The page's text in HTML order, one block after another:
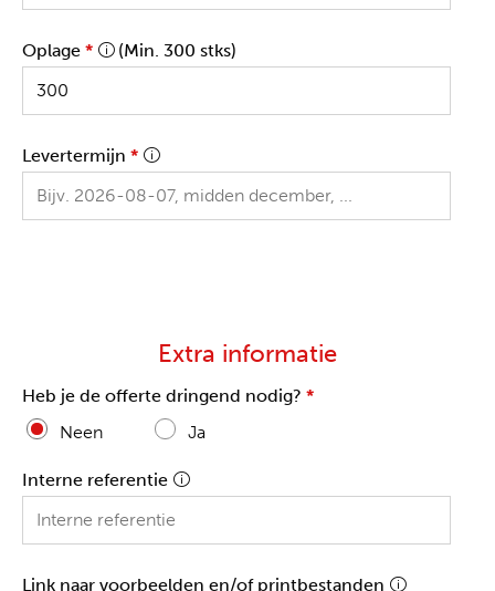
Oplage * (Min. 300 stks)
Levertermijn *
Extra informatie
Heb je de offerte dringend nodig? *
Neen
Ja
Interne referentie
Link naar voorbeelden en/of printbestanden